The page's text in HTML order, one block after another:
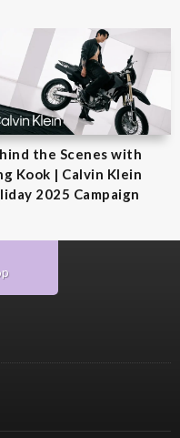
the Scenes with
Kook | Calvin Klein
2025 Campaign